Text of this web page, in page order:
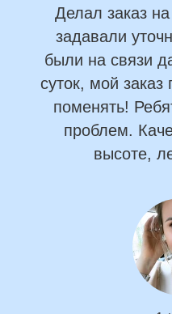
Делал заказ на
задавали
были на связи
суток, мой заказ
поменять!
проблем.
высоте,